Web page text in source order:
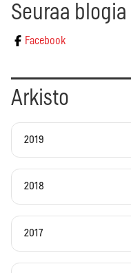
Seuraa blogia
Facebook
Arkisto
2019
2018
2017